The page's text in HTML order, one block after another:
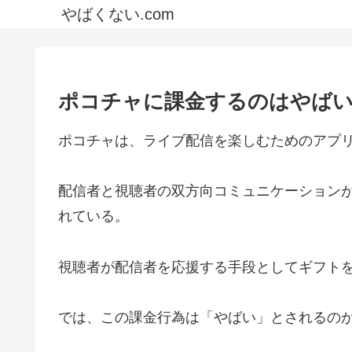
やばくない.com
ポコチャに課金するのはやば
ポコチャは、ライブ配信を楽しむためのアプ
配信者と視聴者の双方向コミュニケーション
れている。
視聴者が配信者を応援する手段としてギフト
では、この課金行為は「やばい」とされるの